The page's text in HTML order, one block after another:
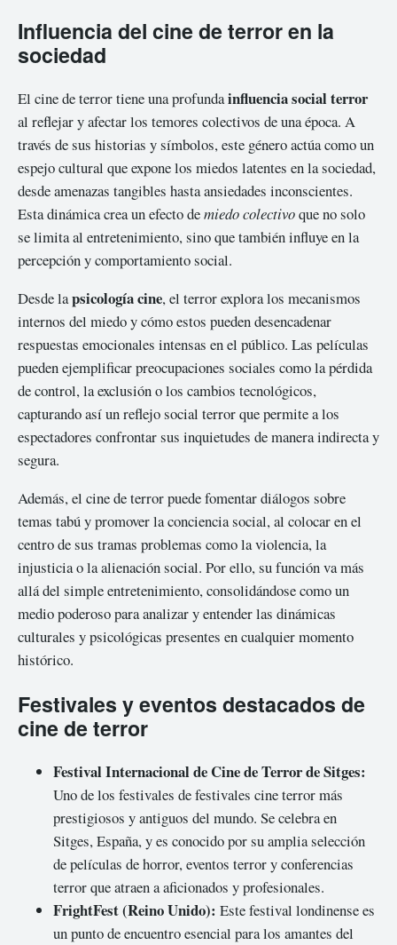
Influencia del cine de terror en la
sociedad
El cine de terror tiene una profundainfluencia social terror
al reflejar y afectar los temores colectivos de una época. A
través de sus historias y símbolos, este género actúa como un
espejo cultural que expone los miedos latentes en la sociedad,
desde amenazas tangibles hasta ansiedades inconscientes.
Esta dinámica crea un efecto demiedo colectivoque no solo
se limita al entretenimiento, sino que también influye en la
percepción y comportamiento social.
Desde lapsicología cine, el terror explora los mecanismos
internos del miedo y cómo estos pueden desencadenar
respuestas emocionales intensas en el público. Las películas
pueden ejemplificar preocupaciones sociales como la pérdida
de control, la exclusión o los cambios tecnológicos,
capturando así un reflejo social terror que permite a los
espectadores confrontar sus inquietudes de manera indirecta y
segura.
Además, el cine de terror puede fomentar diálogos sobre
temas tabú y promover la conciencia social, al colocar en el
centro de sus tramas problemas como la violencia, la
injusticia o la alienación social. Por ello, su función va más
allá del simple entretenimiento, consolidándose como un
medio poderoso para analizar y entender las dinámicas
culturales y psicológicas presentes en cualquier momento
histórico.
Festivales y eventos destacados de
cine de terror
Festival Internacional de Cine de Terror de Sitges:
Uno de los festivales de festivales cine terror más
prestigiosos y antiguos del mundo. Se celebra en
Sitges, España, y es conocido por su amplia selección
de películas de horror, eventos terror y conferencias
terror que atraen a aficionados y profesionales.
FrightFest (Reino Unido): Este festival londinense es
un punto de encuentro esencial para los amantes del